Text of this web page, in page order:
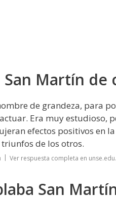
San Martín de
de grandeza, para
Era muy estudioso,
efectos positivos en
de los otros.
Ver respuesta completa en
San